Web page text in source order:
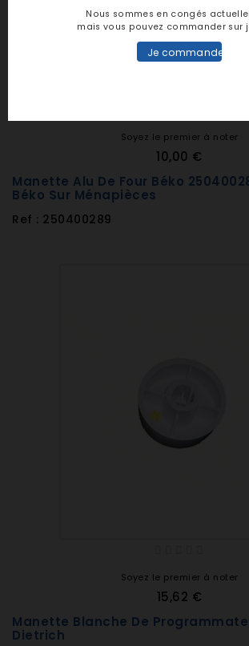
Soyez le premier à noter
10,00 €
Manette Alu De Four Béko
Béko Sur Ménapièces
Ref : 250400289
Soyez le premier à noter
15,62 €
Manette Blanche De
Dietrich
Nous sommes en congés
mais vous pouvez commander sur
Je commande